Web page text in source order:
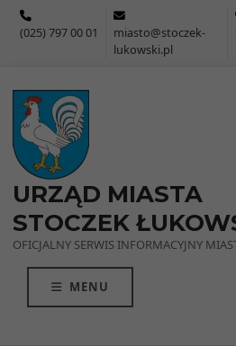
(025) 797 00 01
miasto@stoczek-
lukowski.pl
URZĄD MIASTA
STOCZEK
OFICJALNY SERWIS INFORMACYJNY
MENU